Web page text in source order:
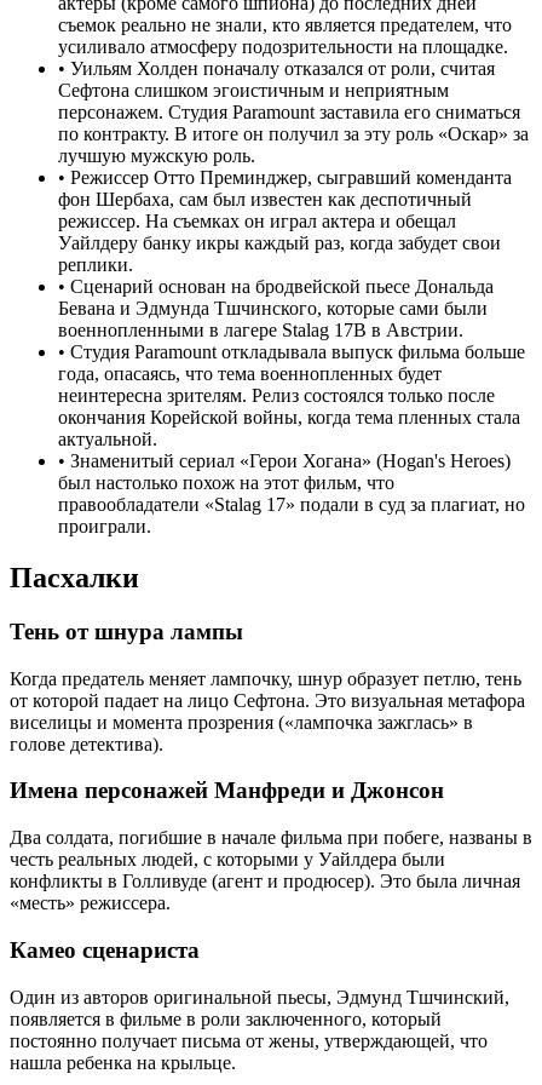
съемок реально не знали, кто является предателем, что
усиливало атмосферу подозрительности на площадке.
• Уильям Холден поначалу отказался от роли, считая
Сефтона слишком эгоистичным и неприятным
персонажем. Студия Paramount заставила его сниматься
по контракту. В итоге он получил за эту роль «Оскар» за
лучшую мужскую роль.
• Режиссер Отто Преминджер, сыгравший коменданта
фон Шербаха, сам был известен как деспотичный
режиссер. На съемках он играл актера и обещал
Уайлдеру банку икры каждый раз, когда забудет свои
реплики.
• Сценарий основан на бродвейской пьесе Дональда
Бевана и Эдмунда Тшчинского, которые сами были
военнопленными в лагере Stalag 17B в Австрии.
• Студия Paramount откладывала выпуск фильма больше
года, опасаясь, что тема военнопленных будет
неинтересна зрителям. Релиз состоялся только после
окончания Корейской войны, когда тема пленных стала
актуальной.
• Знаменитый сериал «Герои Хогана» (Hogan's Heroes)
был настолько похож на этот фильм, что
правообладатели «Stalag 17» подали в суд за плагиат, но
проиграли.
Пасхалки
Тень от шнура лампы
Когда предатель меняет лампочку, шнур образует петлю, тень
от которой падает на лицо Сефтона. Это визуальная метафора
виселицы и момента прозрения («лампочка зажглась» в
голове детектива).
Имена персонажей Манфреди и Джонсон
Два солдата, погибшие в начале фильма при побеге, названы в
честь реальных людей, с которыми у Уайлдера были
конфликты в Голливуде (агент и продюсер). Это была личная
«месть» режиссера.
Камео сценариста
Один из авторов оригинальной пьесы, Эдмунд Тшчинский,
появляется в фильме в роли заключенного, который
постоянно получает письма от жены, утверждающей, что
нашла ребенка на крыльце.